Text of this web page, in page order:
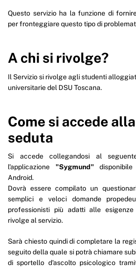
Questo servizio ha la funzione di
per fronteggiare questo tipo di
A chi si rivolge?
Il Servizio si rivolge agli studenti
universitarie del DSU Toscana.
Come si accede
seduta
Si accede collegandosi al
l'applicazione "Sygmund"
Android.
Dovrà essere compilato un
semplici e veloci domande
professionisti più adatti alle
rivolge al servizio.
Sarà chiesto quindi di completare la
seguito della quale si potrà chiamare
di sportello d'ascolto psicologico